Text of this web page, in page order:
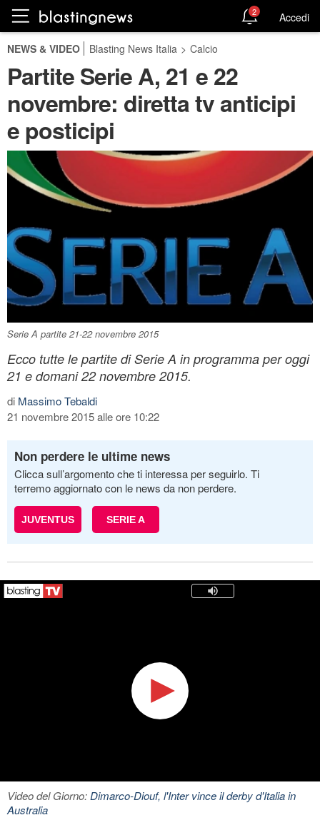
2 Accedi
NEWS & VIDEO Blasting News Italia > Calcio
Partite Serie A, 21 e 22
novembre: diretta tv anticipi
e posticipi
Serie A partite 21-22 novembre 2015
Ecco tutte le partite di Serie A in programma per oggi
21 e domani 22 novembre 2015.
di Massimo Tebaldi
21 novembre 2015 alle ore 10:22
Non perdere le ultime news
Clicca sull’argomento che ti interessa per seguirlo. Ti
terremo aggiornato con le news da non perdere.
JUVENTUS SERIE A
Video del Giorno:Dimarco-Diouf, l'Inter vince il derby d'Italia in
Australia